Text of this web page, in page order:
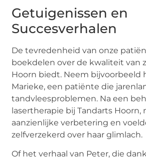
Getuigenissen en
Succesverhalen
De tevredenheid van onze
boekdelen over de kwaliteit van
Hoorn biedt. Neem bijvoorbeeld
Marieke, een patiënte die
tandvleesproblemen. Na een
lasertherapie bij Tandarts Hoorn,
aanzienlijke verbetering en
zelfverzekerd over haar glimlach.
Of het verhaal van Peter, die